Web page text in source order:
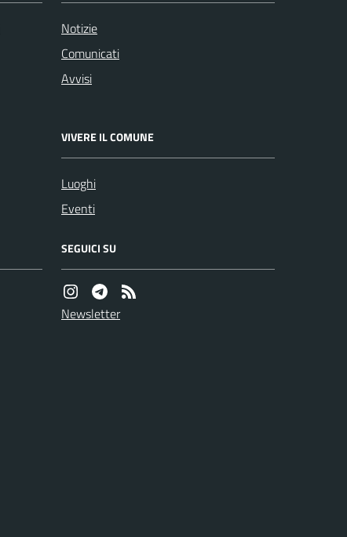
Notizie
Comunicati
Avvisi
VIVERE IL COMUNE
Luoghi
Eventi
SEGUICI SU
Newsletter